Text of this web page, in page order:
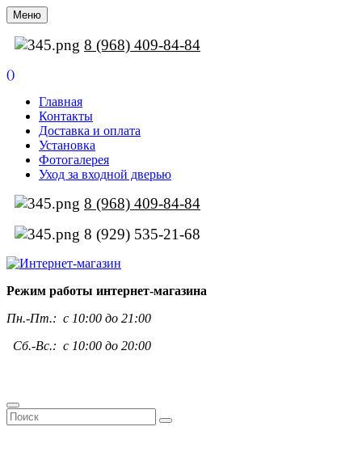
Меню
8 (968) 409-84-84
()
Главная
Контакты
Доставка и оплата
Установка
Фотогалерея
Уход за входной дверью
8 (968) 409-84-84
8 (929) 535-21-68
Режим работы интернет-магазина
Пн.-Пт.: с 10:00 до 21:00
Сб.-Вс.: с 10:00 до 20:00